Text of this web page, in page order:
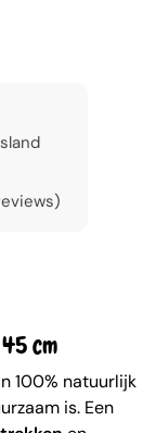
cm
100% natuurlijk
is. Een